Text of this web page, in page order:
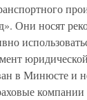
Они носят
в Минюсте и
компании